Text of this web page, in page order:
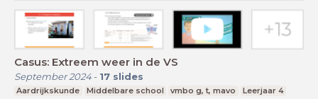
Casus: Extreem weer in de VS
September 2024- 17 slides
Aardrijkskunde Middelbare school vmbo g, t, mavo Leerjaar 4